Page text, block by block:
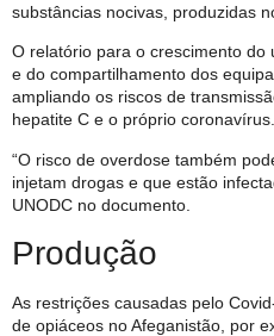
substâncias nocivas, produzidas
O relatório para o crescimento do
e do compartilhamento dos
ampliando os riscos de
hepatite C e o próprio coronavírus.
“O risco de overdose também
injetam drogas e que estão
UNODC no documento.
Produção
As restrições causadas pelo
de opiáceos no Afeganistão, por